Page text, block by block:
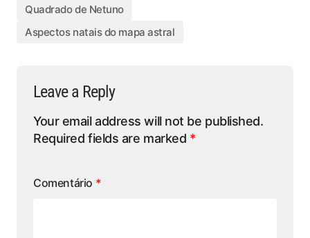
Quadrado de Netuno
Aspectos natais do mapa astral
Leave a Reply
Your email address will not be published.
Required fields are marked *
Comentário *